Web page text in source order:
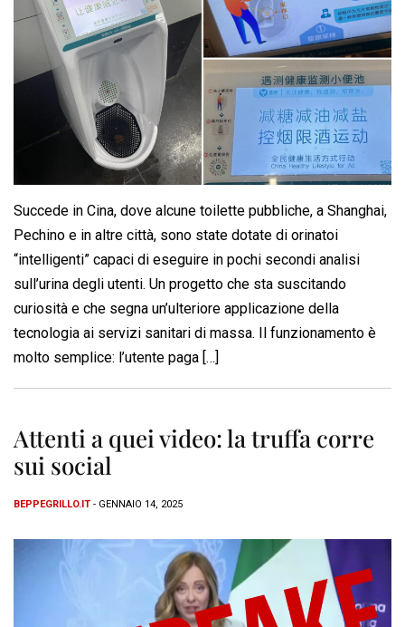
Succede in Cina, dove alcune toilette pubbliche, a Shanghai,
Pechino e in altre città, sono state dotate di orinatoi
“intelligenti” capaci di eseguire in pochi secondi analisi
sull’urina degli utenti. Un progetto che sta suscitando
curiosità e che segna un’ulteriore applicazione della
tecnologia ai servizi sanitari di massa. Il funzionamento è
molto semplice: l’utente paga […]
Attenti a quei video: la truffa corre
sui social
BEPPEGRILLO.IT - GENNAIO 14, 2025